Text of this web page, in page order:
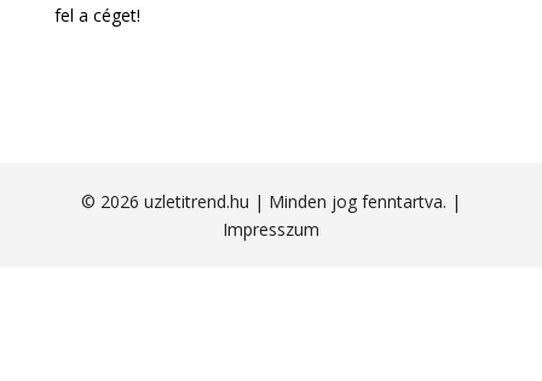
fel a céget!
© 2026 uzletitrend.hu | Minden jog fenntartva. |
Impresszum